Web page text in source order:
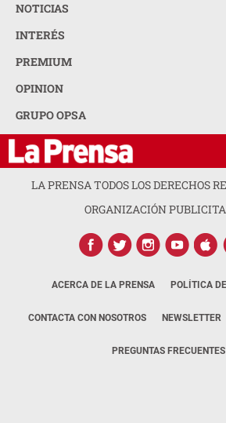
NOTICIAS
INTERÉS
PREMIUM
OPINION
GRUPO OPSA
LA PRENSA TODOS LOS DERECHOS
ORGANIZACIÓN
ACERCA DE LA PRENSA POLÍTICA
CONTACTA CON NOSOTROS NEWSLETTER
PREGUNTAS FRECUENTES